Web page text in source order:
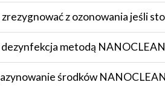
zrezygnować z ozonowania jeśli
metodą
środków